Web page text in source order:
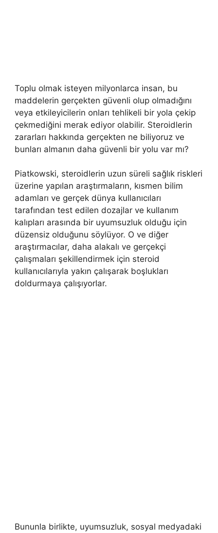
Toplu olmak isteyen milyonlarca insan, bu
maddelerin gerçekten güvenli olup olmadığını
veya etkileyicilerin onları tehlikeli bir yola çekip
çekmediğini merak ediyor olabilir. Steroidlerin
zararları hakkında gerçekten ne biliyoruz ve
bunları almanın daha güvenli bir yolu var mı?
Piatkowski, steroidlerin uzun süreli sağlık riskleri
üzerine yapılan araştırmaların, kısmen bilim
adamları ve gerçek dünya kullanıcıları
tarafından test edilen dozajlar ve kullanım
kalıpları arasında bir uyumsuzluk olduğu için
düzensiz olduğunu söylüyor. O ve diğer
araştırmacılar, daha alakalı ve gerçekçi
çalışmaları şekillendirmek için steroid
kullanıcılarıyla yakın çalışarak boşlukları
doldurmaya çalışıyorlar.
Bununla birlikte, uyumsuzluk, sosyal medyadaki